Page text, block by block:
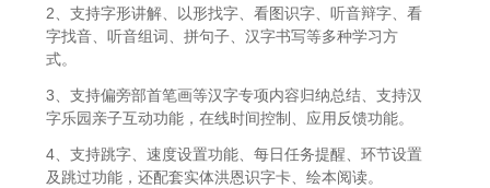
2、支持字形讲解、以形找字、看图识字、听音辩字、看
字找音、听音组词、拼句子、汉字书写等多种学习方
式。
3、支持偏旁部首笔画等汉字专项内容归纳总结、支持汉
字乐园亲子互动功能，在线时间控制、应用反馈功能。
4、支持跳字、速度设置功能、每日任务提醒、环节设置
及跳过功能，还配套实体洪恩识字卡、绘本阅读。